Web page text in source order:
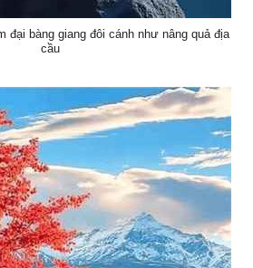
đại bàng giang đôi cánh như nâng quả địa
cầu